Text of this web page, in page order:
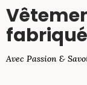
Avec Passion &